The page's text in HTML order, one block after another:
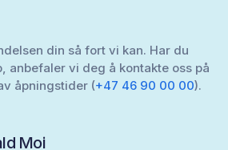
din så fort vi kan. Har du
anbefaler vi deg å kontakte oss på
åpningstider (+47 46 90 00 00).
Moi